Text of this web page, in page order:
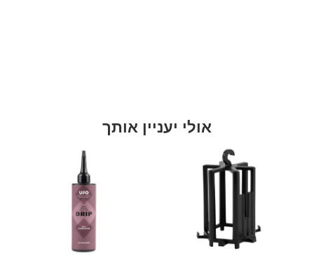
אולי יעניין אותך